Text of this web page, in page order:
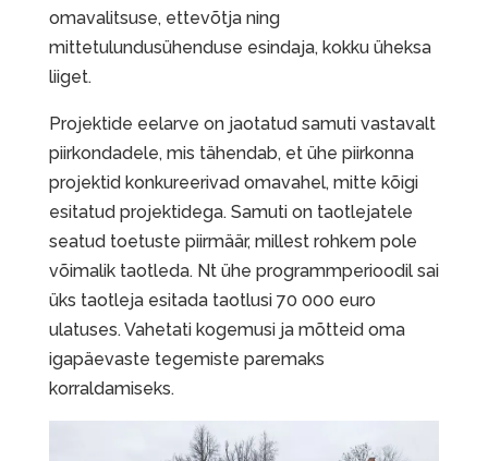
omavalitsuse, ettevõtja ning
mittetulundusühenduse esindaja, kokku üheksa
liiget.
Projektide eelarve on jaotatud samuti vastavalt
piirkondadele, mis tähendab, et ühe piirkonna
projektid konkureerivad omavahel, mitte kõigi
esitatud projektidega. Samuti on taotlejatele
seatud toetuste piirmäär, millest rohkem pole
võimalik taotleda. Nt ühe programmperioodil sai
üks taotleja esitada taotlusi 70 000 euro
ulatuses. Vahetati kogemusi ja mõtteid oma
igapäevaste tegemiste paremaks
korraldamiseks.